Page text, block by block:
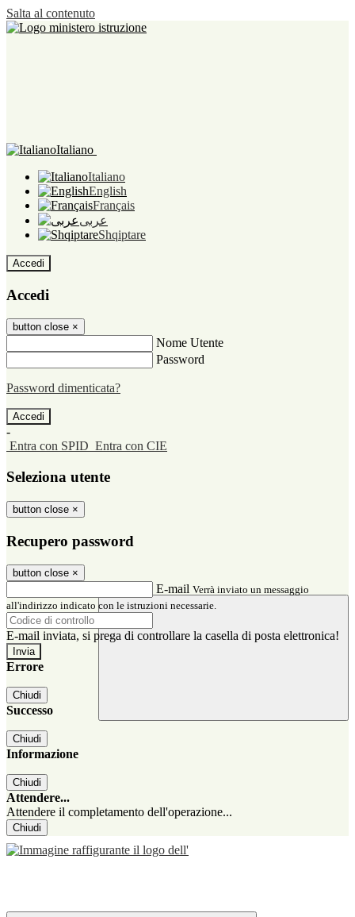
Salta al contenuto
Italiano
Italiano
English
Français
عربى
Shqiptare
Accedi
Accedi
button close ×
Nome Utente
Password
Password dimenticata?
-
Entra con SPID Entra con CIE
Seleziona utente
button close ×
Recupero password
button close ×
E-mail Verrà inviato un messaggio
all'indirizzo indicato con le istruzioni necessarie.
E-mail inviata, si prega di controllare la casella di posta elettronica!
Errore
Chiudi
Successo
Chiudi
Informazione
Chiudi
Attendere...
Attendere il completamento dell'operazione...
Chiudi